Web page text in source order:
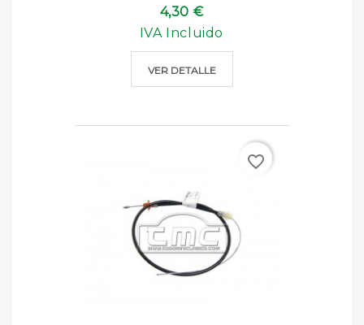
4,30 €
IVA Incluido
VER DETALLE
favorite_border